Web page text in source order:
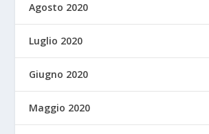
Agosto 2020
Luglio 2020
Giugno 2020
Maggio 2020